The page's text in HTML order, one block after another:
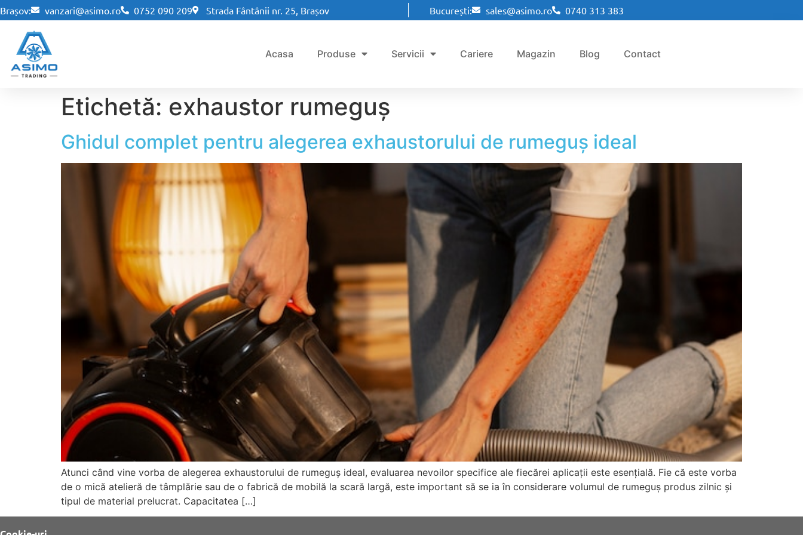
Brașov: vanzari@asimo.ro 0752 090 209 Strada Fântânii nr. 25, Brașov București: sales@asimo.ro 0740 313 383
Acasa Produse Servicii Cariere Magazin Blog Contact
Etichetă: exhaustor rumeguș
Ghidul complet pentru alegerea exhaustorului de rumeguș ideal
Atunci când vine vorba de alegerea exhaustorului de rumeguș ideal, evaluarea nevoilor specifice ale fiecărei aplicații este esențială. Fie că este vorba
de o mică atelieră de tâmplărie sau de o fabrică de mobilă la scară largă, este important să se ia în considerare volumul de rumeguș produs zilnic și
tipul de material prelucrat. Capacitatea […]